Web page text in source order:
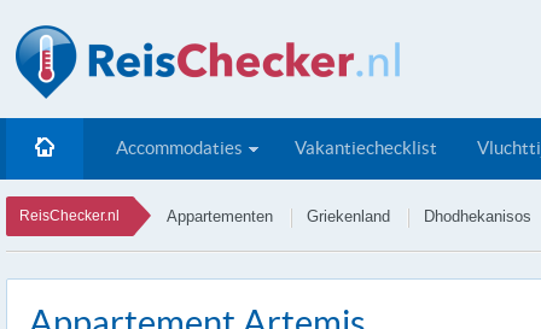
Accommodaties Vakantiechecklist
ReisChecker.nl Appartementen Griekenland Dhodhekanisos